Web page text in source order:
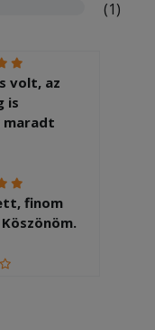
(1)
volt, az
is
maradt
finom